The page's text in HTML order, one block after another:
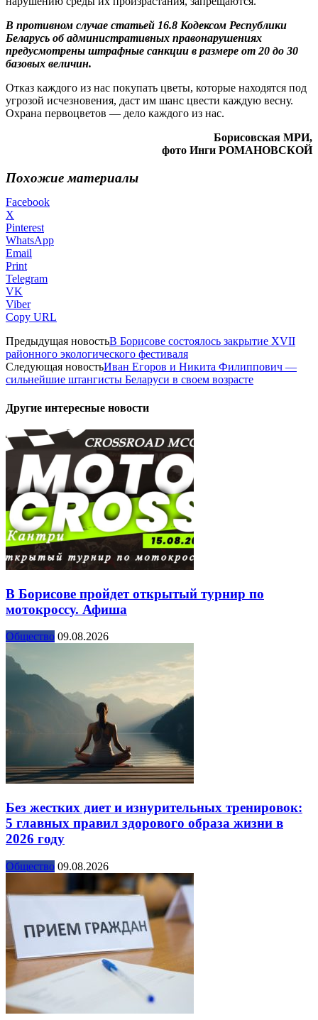
В противном случае статьей 16.8 Кодексом Республики
Беларусь об административных правонарушениях
предусмотрены штрафные санкции в размере от 20 до 30
базовых величин.
Отказ каждого из нас покупать цветы, которые находятся под
угрозой исчезновения, даст им шанс цвести каждую весну.
Охрана первоцветов — дело каждого из нас.
Борисовская МРИ,
фото Инги РОМАНОВСКОЙ
Похожие материалы
Facebook
X
Pinterest
WhatsApp
Email
Print
Telegram
VK
Viber
Copy URL
Предыдущая новостьВ Борисове состоялось закрытие XVII
районного экологического фестиваля
Следующая новостьИван Егоров и Никита Филиппович —
сильнейшие штангисты Беларуси в своем возрасте
Другие интересные новости
В Борисове пройдет открытый турнир по
мотокроссу. Афиша
Общество 09.08.2026
Без жестких диет и изнурительных тренировок:
5 главных правил здорового образа жизни в
2026 году
Общество 09.08.2026